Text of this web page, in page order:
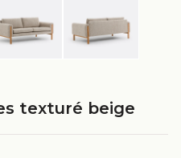
texturé beige